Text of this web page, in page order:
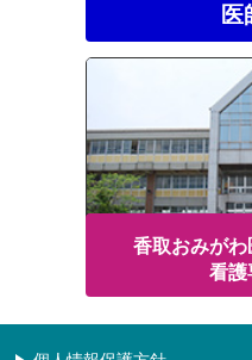
医
香取おみが
看護